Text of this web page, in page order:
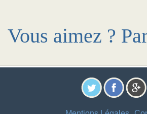
Vous aimez ?